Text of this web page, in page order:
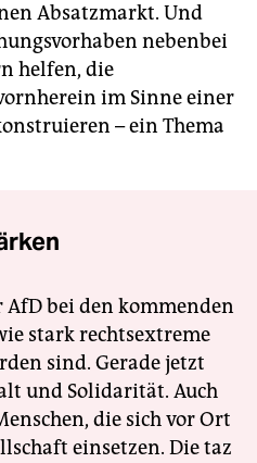
Absatzmarkt. Und
nebenbei
helfen, die
im Sinne einer
– ein Thema
bei den kommenden
stark rechtsextreme
sind. Gerade jetzt
und Solidarität. Auch
die sich vor Ort
einsetzen. Die taz